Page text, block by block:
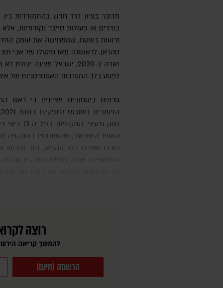
מדובר בציון דרך חדש בהתמודדות
בודדים או פעולות סייבר נקודתיות,
זרועות בשטח, שממחישה את עומק
טהראן. לראשונה מאז חיסולו של אבי
זאדה ב-2020, ישראל מציגה
לפגוע בלב המערכות האסטרטגיות של
גורמים ביטחוניים מציינים כי ראש המוסד, דוד ברנע, עמד בהבטחתו
האוויר הישראלי, שהשתתפו במתקפה
פורדו ואפילו בלב טהראן, תוך שיבוש
רוצה
להמשך קריאה
הרשמה (חינם)